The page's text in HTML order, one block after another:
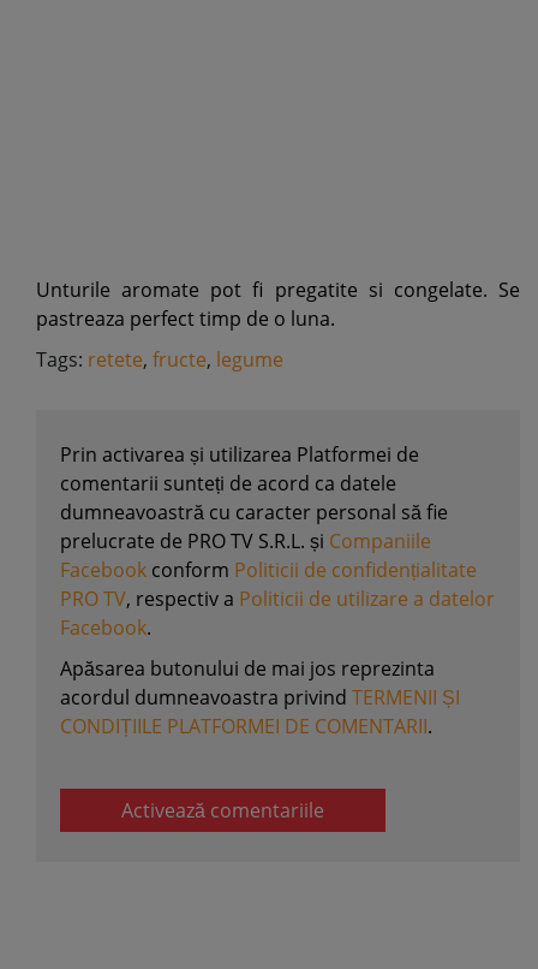
Unturile aromate pot fi pregatite si congelate. Se
pastreaza perfect timp de o luna.
Tags: retete, fructe, legume
Prin activarea și utilizarea Platformei de
comentarii sunteți de acord ca datele
dumneavoastră cu caracter personal să fie
prelucrate de PRO TV S.R.L. și Companiile
Facebook conform Politicii de confidențialitate
PRO TV, respectiv a Politicii de utilizare a datelor
Facebook.
Apăsarea butonului de mai jos reprezinta
acordul dumneavoastra privind TERMENII ȘI
CONDIȚIILE PLATFORMEI DE COMENTARII.
Activează comentariile